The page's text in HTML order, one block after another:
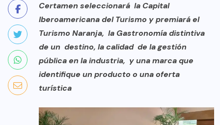
Certamen seleccionará la Capital
Iberoamericana del Turismo y premiará el
Turismo Naranja, la Gastronomía distintiva
de un destino, la calidad de la gestión
pública en la industria, y una marca que
identifique un producto o una oferta
turística